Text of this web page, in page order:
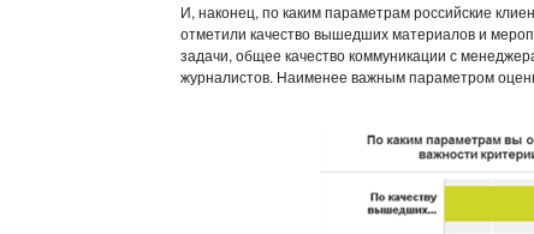
И, наконец, по каким параметрам российские
отметили качество вышедших материалов и
задачи, общее качество коммуникации с
журналистов. Наименее важным параметром